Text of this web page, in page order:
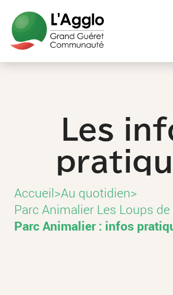
contenu
principal
menu
principal
liens
utiles
pied
page
Les
Accueil>Au quotidien>
Parc Animalier Les Loups
Parc Animalier : infos